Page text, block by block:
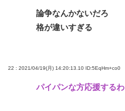
論争なんかないだろ
格が違いすぎる
22 : 2021/04/19(月) 14:20:13.10 ID:5EqHm+co0
パイパンな方応援するわ